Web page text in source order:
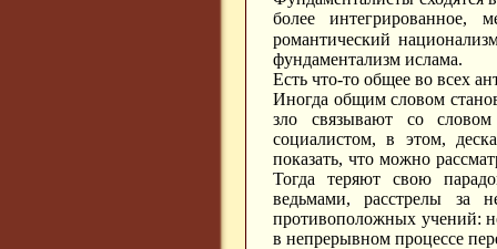
более интегрированное,
романтический
фундаментализм ислама.
Есть что-то общее во всех
Иногда общим словом
зло связывают со
социалистом, в этом,
показать, что можно
Тогда теряют свою
ведьмами, расстрелы за
противоположных учений:
в непрерывном процессе